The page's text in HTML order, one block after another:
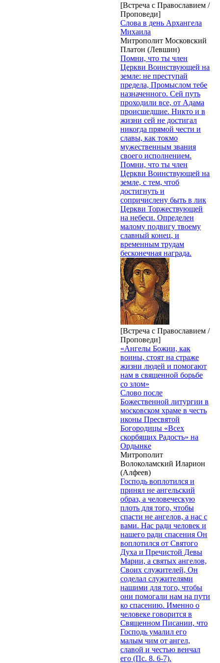
[Встреча с Православием /
Проповеди]
Слова в день Архангела
Михаила
Митрополит Московский
Платон (Левшин)
Помни, что ты член
Церкви Воинствующей на
земле: не преступай
предела, Промыслом тебе
назначенного. Сей путь
проходили все, от Адама
происшедшие. Никто и в
жизни сей не достигал
никогда прямой чести и
славы, как токмо
мужественным звания
своего исполнением.
Помни, что ты член
Церкви Воинствующей на
земле, с тем, чтоб
достигнуть и
сопричислену быть в лик
Церкви Торжествующей
на небеси. Определен
малому подвигу твоему
славный конец, и
временным трудам
бесконечная награда.
[Встреча с Православием /
Проповеди]
«Ангелы Божии, как
воины, стоят на страже
жизни людей и помогают
нам в священной борьбе
со злом»
Слово после
Божественной литургии в
московском храме в честь
иконы Пресвятой
Богородицы «Всех
скорбящих Радость» на
Ордынке
Митрополит
Волоколамский Иларион
(Алфеев)
Господь воплотился и
принял не ангельский
образ, а человеческую
плоть для того, чтобы
спасти не ангелов, а нас с
вами. Нас ради человек и
нашего ради спасения Он
воплотился от Святого
Духа и Пречистой Девы
Марии, а святых ангелов,
Своих служителей, Он
соделал служителями
нашими для того, чтобы
они помогали нам на пути
ко спасению. Именно о
человеке говорится в
Священном Писании, что
Господь умалил его
малым чим от ангел,
славой и честью венчал
его (Пс. 8. 6-7).